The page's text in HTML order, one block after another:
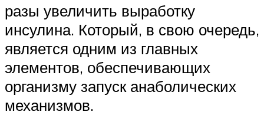
разы увеличить выработку
инсулина. Который, в свою очередь,
является одним из главных
элементов, обеспечивающих
организму запуск анаболических
механизмов.